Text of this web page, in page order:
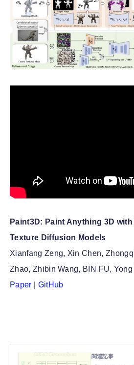
Paint3D: Paint Anything 3D
Texture Diffusion Models
Xianfang Zeng, Xin Chen,
Zhao, Zhibin Wang, BIN FU,
Paper
GitHub